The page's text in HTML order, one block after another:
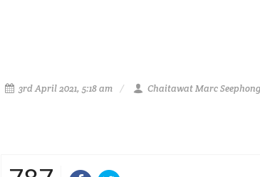
3rd April 2021, 5:18 am Chaitawat Marc